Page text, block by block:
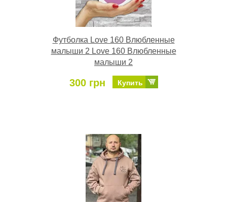
Футболка Love 160 Влюбленные
малыши 2 Love 160 Влюбленные
малыши 2
300 грн Купить